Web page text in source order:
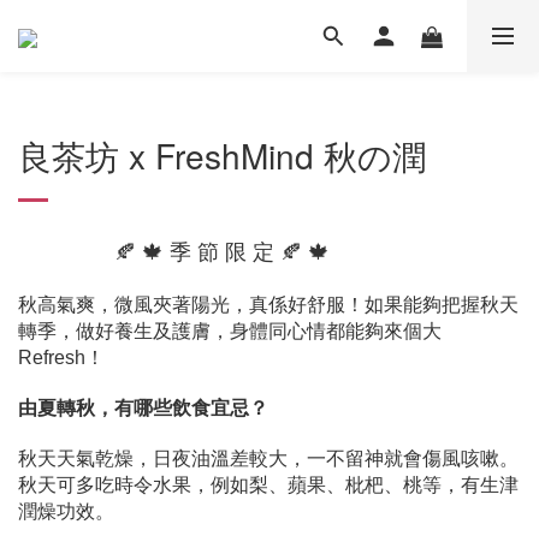
良茶坊 x FreshMind 秋の潤
🍂 🍁 季 節 限 定 🍂 🍁
秋高氣爽，微風夾著陽光，真係好舒服！如果能夠把握秋天
轉季，做好養生及護膚，身體同心情都能夠來個大
Refresh！
由夏轉秋，有哪些飲食宜忌？
秋天天氣乾燥，日夜油溫差較大，一不留神就會傷風咳嗽。
秋天可多吃時令水果，例如梨、蘋果、枇杷、桃等，有生津
潤燥功效。